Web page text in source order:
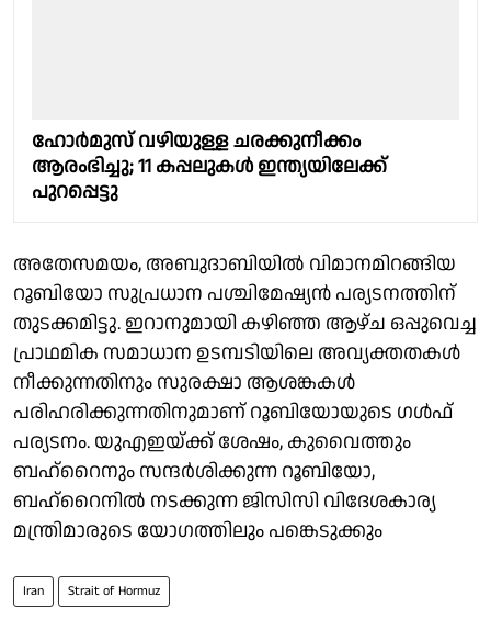
ഹോർമുസ് വഴിയുള്ള ചരക്കുനീക്കം
ആരംഭിച്ചു; 11 കപ്പലുകൾ ഇന്ത്യയിലേക്ക്
പുറപ്പെട്ടു
അതേസമയം, അബുദാബിയില്‍ വിമാനമിറങ്ങിയ
റൂബിയോ സുപ്രധാന പശ്ചിമേഷ്യൻ പര്യടനത്തിന്
തുടക്കമിട്ടു. ഇറാനുമായി കഴിഞ്ഞ ആഴ്ച ഒപ്പുവെച്ച
പ്രാഥമിക സമാധാന ഉടമ്പടിയിലെ അവ്യക്തതകള്‍
നീക്കുന്നതിനും സുരക്ഷാ ആശങ്കകള്‍
പരിഹരിക്കുന്നതിനുമാണ് റൂബിയോയുടെ ഗള്‍ഫ്
പര്യടനം. യുഎഇയ്ക്ക് ശേഷം, കുവൈത്തും
ബഹ്‌റൈനും സന്ദർശിക്കുന്ന റൂബിയോ,
ബഹ്‌റൈനിൽ നടക്കുന്ന ജിസിസി വിദേശകാര്യ
മന്ത്രിമാരുടെ യോഗത്തിലും പങ്കെടുക്കും
Iran Strait of Hormuz